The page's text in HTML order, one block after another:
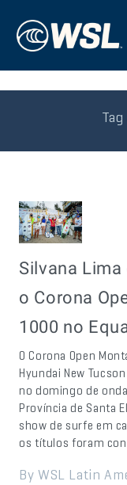
Silvana
o Corona
1000 no
O Corona Open
Hyundai New
no domingo de
Província de Santa
show de surfe em
os títulos foram
By WSL Latin